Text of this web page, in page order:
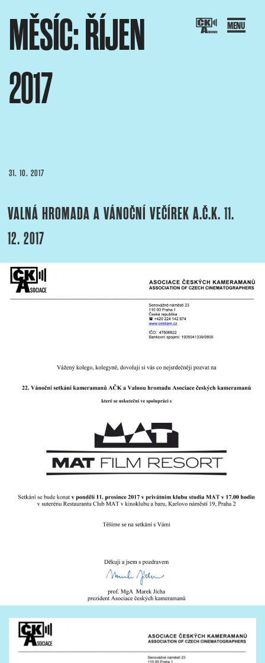
obsahu
ČESKÝCH KAMERAMANŮ
portál Asociace českých kameramanů
MĚSÍC: ŘÍJEN
2017
PUBLIKOVÁNO
31. 10. 2017
VALNÁ HROMADA A VÁNOČNÍ VEČÍREK A.Č.K. 11.
12. 2017